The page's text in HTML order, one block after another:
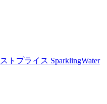
トプライス SparklingWater